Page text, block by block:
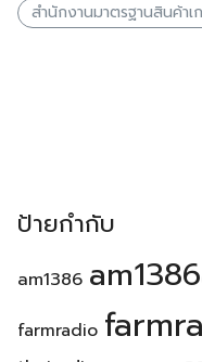
สำนักงานมาตรฐานสินค้าเ
ป้ายกำกับ
am1386
farmradio